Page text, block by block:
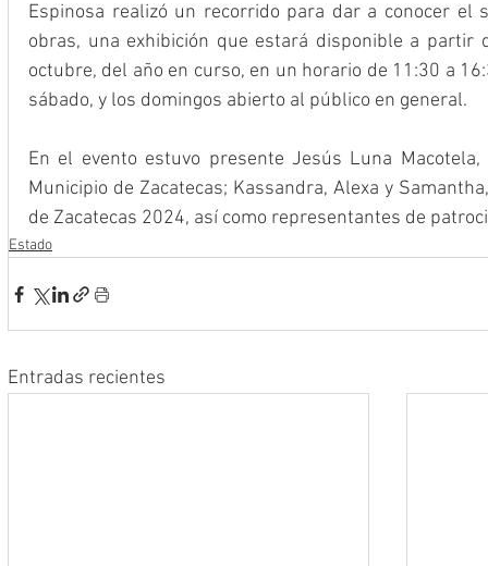
Espinosa realizó un recorrido para dar a conocer el
obras, una exhibición que estará disponible a
octubre, del año en curso, en un horario de 11:30 a
sábado, y los domingos abierto al público en general.
En el evento estuvo presente Jesús Luna
Municipio de Zacatecas; Kassandra, Alexa y
de Zacatecas 2024, así como representantes de
Estado
Entradas recientes